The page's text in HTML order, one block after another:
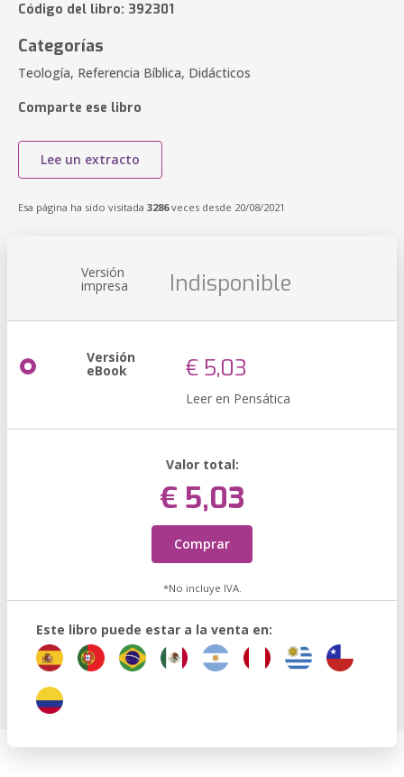
Código del libro: 392301
Categorías
Teología, Referencia Bíblica, Didácticos
Comparte ese libro
Lee un extracto
Esa página ha sido visitada 3286veces desde 20/08/2021
Versión
impresa Indisponible
Versión
eBook € 5,03
Leer en Pensática
Valor total:
€ 5,03
Comprar
*No incluye IVA.
Este libro puede estar a la venta en: